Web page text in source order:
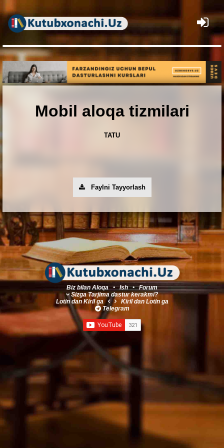
×
Mobil aloqa tizmilari
TATU
Faylni Tayyorlash
Biz bilan Aloqa•Ish•Forum
Sizga Tarjima dastur kerakmi?
Lotindan Kirilga Kirildan Lotinga
Telegram